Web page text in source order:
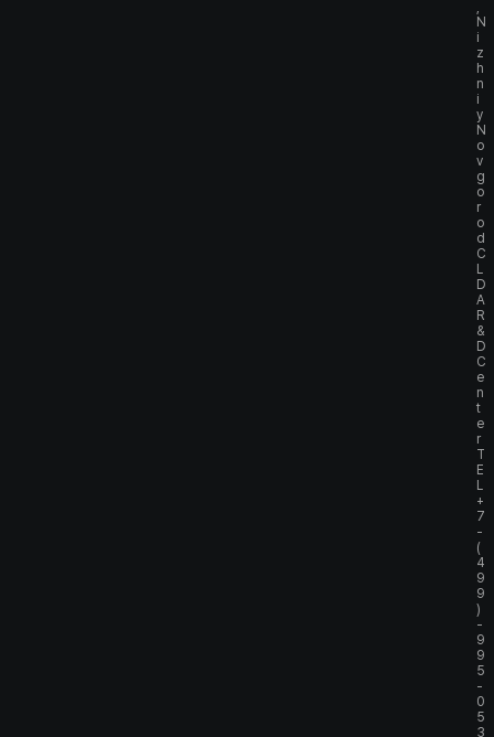
N
i
z
h
n
i
y
N
o
v
g
o
r
o
d
C
L
D
A
R
&
D
C
e
n
t
e
r
T
E
L
+
7
-
(
4
9
9
)
-
9
9
5
-
0
5
3